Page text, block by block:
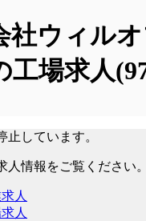
社ウィル
工場求人
止しています。
人情報をご覧ください。
人
人